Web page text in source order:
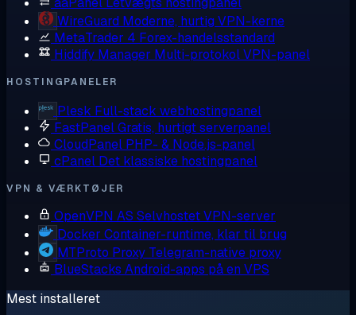
WireGuard Moderne, hurtig VPN-kerne
MetaTrader 4 Forex-handelsstandard
Hiddify Manager Multi-protokol VPN-panel
HOSTINGPANELER
Plesk Full-stack webhostingpanel
FastPanelGratis, hurtigt serverpanel
CloudPanel PHP- & Node.js-panel
cPanel Det klassiske hostingpanel
VPN & VÆRKTØJER
OpenVPN AS Selvhostet VPN-server
Docker Container-runtime, klar til brug
MTProto Proxy Telegram-native proxy
BlueStacks Android-apps på en VPS
Mest installeret